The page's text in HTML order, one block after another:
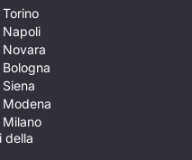
della